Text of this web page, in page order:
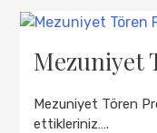
Mezuniyet
Mezuniyet Tören
ettikleriniz….